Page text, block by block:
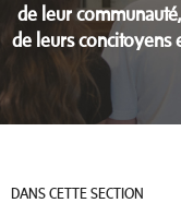
de leur
de leurs concitoyens
DANS CETTE SECTION